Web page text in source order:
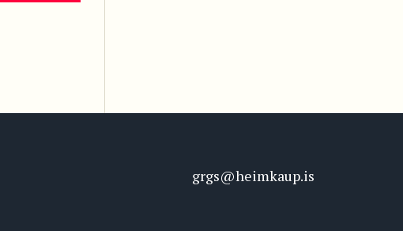
grgs@heimkaup.is